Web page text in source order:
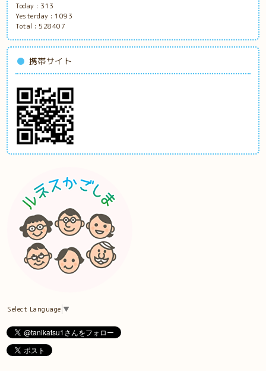
Today : 313
Yesterday : 1093
Total : 528407
携帯サイト
Select Language ▼